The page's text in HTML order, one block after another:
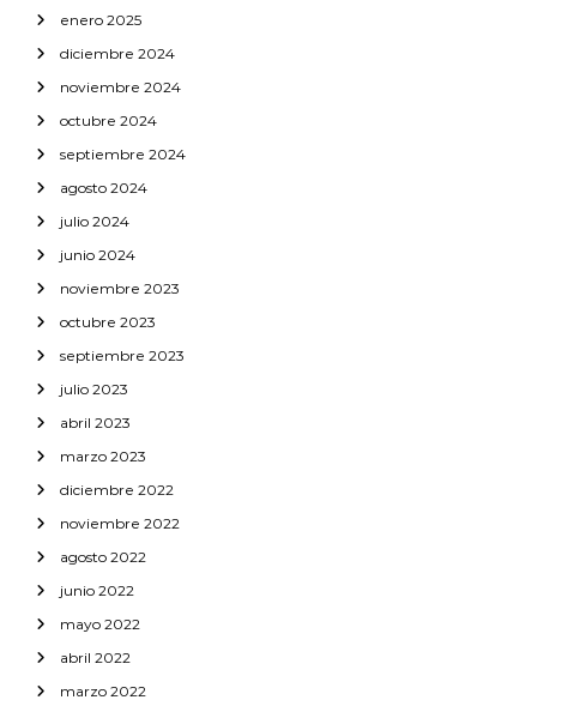
enero 2025
diciembre 2024
noviembre 2024
octubre 2024
septiembre 2024
agosto 2024
julio 2024
junio 2024
noviembre 2023
octubre 2023
septiembre 2023
julio 2023
abril 2023
marzo 2023
diciembre 2022
noviembre 2022
agosto 2022
junio 2022
mayo 2022
abril 2022
marzo 2022